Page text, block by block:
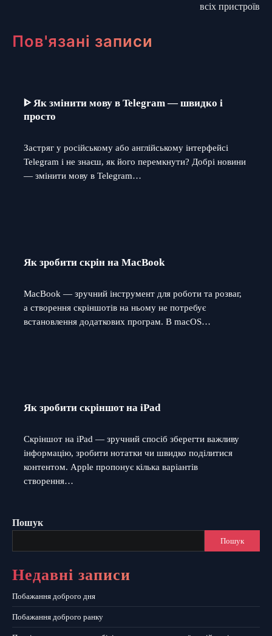
всіх пристроїв
Пов'язані записи
ᐈ Як змінити мову в Telegram — швидко і
просто
Застряг у російському або англійському інтерфейсі
Telegram і не знаєш, як його перемкнути? Добрі новини
— змінити мову в Telegram…
Як зробити скрін на MacBook
MacBook — зручний інструмент для роботи та розваг,
а створення скріншотів на ньому не потребує
встановлення додаткових програм. В macOS…
Як зробити скріншот на iPad
Скріншот на iPad — зручний спосіб зберегти важливу
інформацію, зробити нотатки чи швидко поділитися
контентом. Apple пропонує кілька варіантів
створення…
Пошук
Пошук
Недавні записи
Побажання доброго дня
Побажання доброго ранку